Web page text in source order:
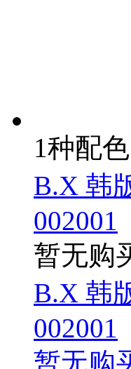
1种配色
B.X 韩
002001
暂无购
B.X 韩
002001
暂无购